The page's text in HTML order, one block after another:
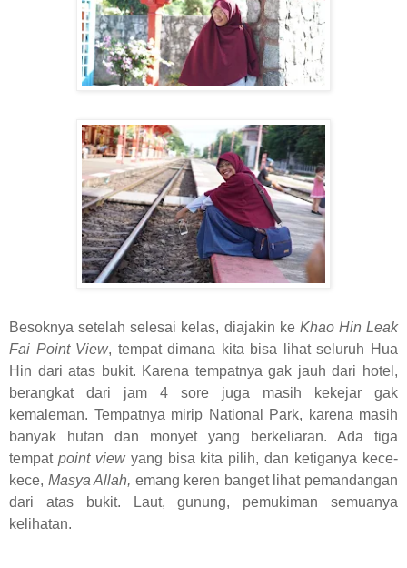
Besoknya setelah selesai kelas, diajakin ke Khao Hin Leak
Fai Point View, tempat dimana kita bisa lihat seluruh Hua
Hin dari atas bukit. Karena tempatnya gak jauh dari hotel,
berangkat dari jam 4 sore juga masih kekejar gak
kemaleman. Tempatnya mirip National Park, karena masih
banyak hutan dan monyet yang berkeliaran. Ada tiga
tempat point view yang bisa kita pilih, dan ketiganya kece-
kece, Masya Allah, emang keren banget lihat pemandangan
dari atas bukit. Laut, gunung, pemukiman semuanya
kelihatan.